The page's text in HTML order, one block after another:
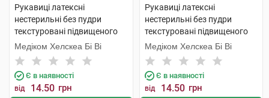
Рукавиці латексні
нестерильні без пудри
текстуровані підвищеного
ризику розмір 8-9 1 пара
Медіком Хелскеа Бі Ві
Є в наявності
від 14.50 грн
Рукавиці латексні
нестерильні без пудри
текстуровані підвищеного
ризику розмір 7-8 1 пара
Медіком Хелскеа Бі Ві
Є в наявності
від 14.50 грн